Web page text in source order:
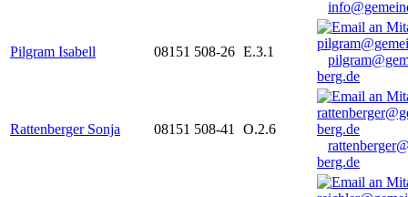
Pilgram Isabell 08151 508-26 E.3.1
berg.de
Rattenberger Sonja 08151 508-41
O.2.6
berg.de